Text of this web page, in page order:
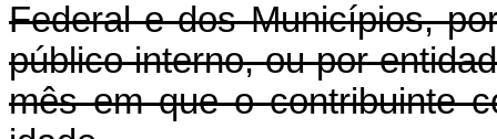
Federal e dos Municípios,
público interno, ou por
mês em que o contribuinte